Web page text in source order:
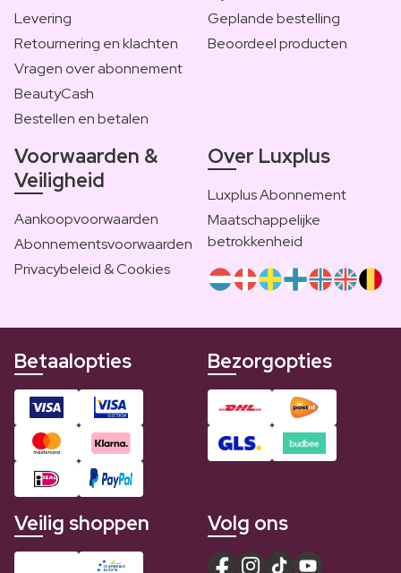
Levering
Retournering en klachten
Vragen over abonnement
BeautyCash
Bestellen en betalen
Geplande bestelling
Beoordeel producten
Voorwaarden &
Veiligheid
Aankoopvoorwaarden
Abonnementsvoorwaarden
Privacybeleid & Cookies
Over Luxplus
Luxplus Abonnement
Maatschappelijke
betrokkenheid
Betaalopties Bezorgopties
Veilig shoppen Volg ons